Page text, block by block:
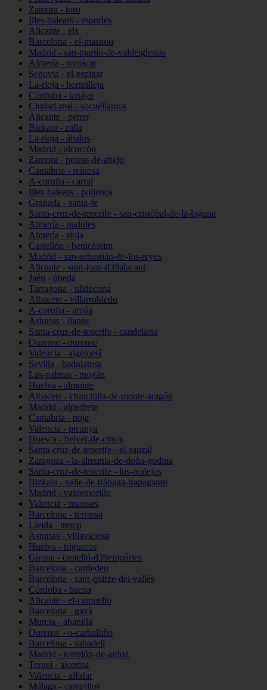
Zamora - toro
Illes-balears - esporles
Alicante - elx
Barcelona - el-masnou
Madrid - san-martín-de-valdeiglesias
Almería - mojácar
Segovia - el-espinar
La-rioja - hormilleja
Córdoba - iznájar
Ciudad-real - socuéllamos
Alicante - petrer
Bizkaia - zalla
La-rioja - ábalos
Madrid - alcorcón
Zamora - peleas-de-abajo
Cantabria - reinosa
A-coruña - carral
Illes-balears - pollença
Granada - santa-fe
Santa-cruz-de-tenerife - san-cristóbal-de-la-laguna
Almería - padules
Almería - rioja
Castellón - benicàssim
Madrid - san-sebastián-de-los-reyes
Alicante - sant-joan-d39alacant
Jaén - úbeda
Tarragona - ulldecona
Albacete - villarrobledo
A-coruña - arzúa
Asturias - llanes
Santa-cruz-de-tenerife - candelaria
Ourense - ourense
Valencia - algemesí
Sevilla - badolatosa
Las-palmas - mogán
Huelva - almonte
Albacete - chinchilla-de-monte-aragón
Madrid - alpedrete
Cantabria - noja
Valencia - picanya
Huesca - belver-de-cinca
Santa-cruz-de-tenerife - el-sauzal
Zaragoza - la-almunia-de-doña-godina
Santa-cruz-de-tenerife - los-realejos
Bizkaia - valle-de-trápaga-trapagaran
Madrid - valdemorillo
Valencia - manises
Barcelona - terrassa
Lleida - tremp
Asturias - villaviciosa
Huelva - trigueros
Girona - castelló-d39empúries
Barcelona - cardedeu
Barcelona - sant-quirze-del-vallès
Córdoba - baena
Alicante - el-campello
Barcelona - gavà
Murcia - abanilla
Ourense - o-carballiño
Barcelona - sabadell
Madrid - torrejón-de-ardoz
Teruel - alcorisa
Valencia - alfafar
Málaga - campillos